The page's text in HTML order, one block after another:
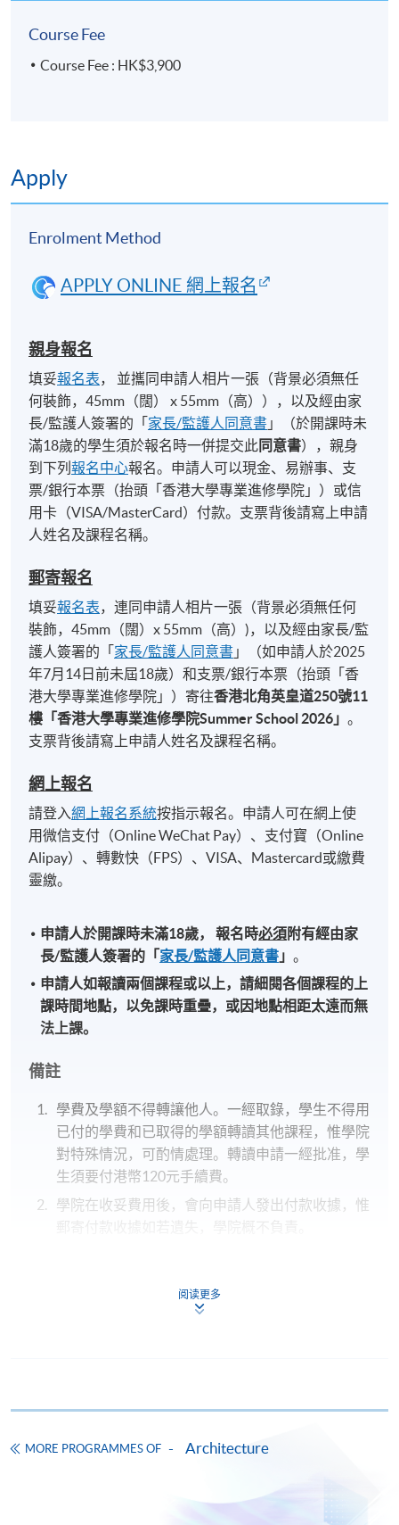
Course Fee
Course Fee : HK$3,900
Apply
Enrolment Method
APPLY ONLINE 網上報名
親身報名
填妥報名表， 並攜同申請人相片一張（背景必須無任
何裝飾，45mm（闊） x 55mm（高）），以及經由家
長/監護人簽署的「 家長/監護人同意書 」（於開課時未
滿18歲的學生須於報名時一併提交此同意書），親身
到下列報名中心報名。申請人可以現金、易辦事、支
票/銀行本票（抬頭「香港大學專業進修學院」）或信
用卡（VISA/MasterCard）付款。支票背後請寫上申請
人姓名及課程名稱。
郵寄報名
填妥報名表，連同申請人相片一張（背景必須無任何
裝飾，45mm（闊）x 55mm（高）)，以及經由家長/監
護人簽署的「 家長/監護人同意書 」（如申請人於2025
年7月14日前未屆18歲）和支票/銀行本票（抬頭「香
港大學專業進修學院」）寄往香港北角英皇道250號11
樓「香港大學專業進修學院Summer School 2026 」。
支票背後請寫上申請人姓名及課程名稱。
網上報名
請登入網上報名系統按指示報名。申請人可在網上使
用微信支付（Online WeChat Pay）、支付寶（Online
Alipay）、轉數快（FPS）、VISA、Mastercard或繳費
靈繳。
申請人於開課時未滿18歲​， 報名時必須附有經由家
長/監護人簽署的「 家長/監護人同意書 」。
申請人如報讀兩個課程或以上，請細閱各個課程的上
課時間地點，以免課時重疊，或因地點相距太遠而無
法上課。
備註
學費及學額不得轉讓他人。一經取錄，學生不得用
已付的學費和已取得的學額轉讀其他課程，惟學院
對特殊情況，可酌情處理。轉讀申請一經批准，學
生須要付港幣120元手續費。
學院在收妥費用後，會向申請人發出付款收據，惟
港大學專業進修學院」，並連同貼上郵票的回郵信
法、學生須知、報名中心及其他相關資訊，請登入
阅读更多
MORE PROGRAMMES OF Architecture